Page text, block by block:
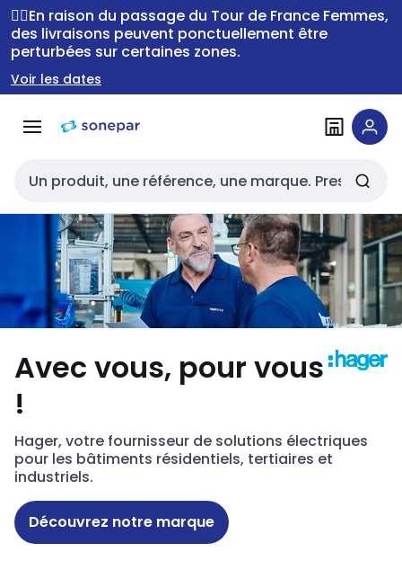
Passer à la
navigation
Passer
au
contenu
🚴‍♂️En raison du passage du Tour de France Femmes,
des livraisons peuvent ponctuellement être
perturbées sur certaines zones.
Voir les dates
Entrée de recherche
Avec vous, pour vous
!
Hager, votre fournisseur de solutions électriques
pour les bâtiments résidentiels, tertiaires et
industriels.
Découvrez notre marque